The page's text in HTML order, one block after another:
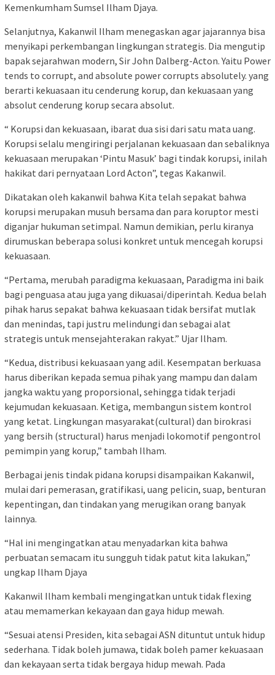
Kemenkumham Sumsel Ilham Djaya.
Selanjutnya, Kakanwil Ilham menegaskan agar jajarannya bisa
menyikapi perkembangan lingkungan strategis. Dia mengutip
bapak sejarahwan modern, Sir John Dalberg-Acton. Yaitu Power
tends to corrupt, and absolute power corrupts absolutely. yang
berarti kekuasaan itu cenderung korup, dan kekuasaan yang
absolut cenderung korup secara absolut.
“ Korupsi dan kekuasaan, ibarat dua sisi dari satu mata uang.
Korupsi selalu mengiringi perjalanan kekuasaan dan sebaliknya
kekuasaan merupakan ‘Pintu Masuk’ bagi tindak korupsi, inilah
hakikat dari pernyataan Lord Acton”, tegas Kakanwil.
Dikatakan oleh kakanwil bahwa Kita telah sepakat bahwa
korupsi merupakan musuh bersama dan para koruptor mesti
diganjar hukuman setimpal. Namun demikian, perlu kiranya
dirumuskan beberapa solusi konkret untuk mencegah korupsi
kekuasaan.
“Pertama, merubah paradigma kekuasaan, Paradigma ini baik
bagi penguasa atau juga yang dikuasai/diperintah. Kedua belah
pihak harus sepakat bahwa kekuasaan tidak bersifat mutlak
dan menindas, tapi justru melindungi dan sebagai alat
strategis untuk mensejahterakan rakyat.” Ujar Ilham.
“Kedua, distribusi kekuasaan yang adil. Kesempatan berkuasa
harus diberikan kepada semua pihak yang mampu dan dalam
jangka waktu yang proporsional, sehingga tidak terjadi
kejumudan kekuasaan. Ketiga, membangun sistem kontrol
yang ketat. Lingkungan masyarakat(cultural) dan birokrasi
yang bersih (structural) harus menjadi lokomotif pengontrol
pemimpin yang korup,” tambah Ilham.
Berbagai jenis tindak pidana korupsi disampaikan Kakanwil,
mulai dari pemerasan, gratifikasi, uang pelicin, suap, benturan
kepentingan, dan tindakan yang merugikan orang banyak
lainnya.
“Hal ini mengingatkan atau menyadarkan kita bahwa
perbuatan semacam itu sungguh tidak patut kita lakukan,”
ungkap Ilham Djaya
Kakanwil Ilham kembali mengingatkan untuk tidak flexing
atau memamerkan kekayaan dan gaya hidup mewah.
“Sesuai atensi Presiden, kita sebagai ASN dituntut untuk hidup
sederhana. Tidak boleh jumawa, tidak boleh pamer kekuasaan
dan kekayaan serta tidak bergaya hidup mewah. Pada